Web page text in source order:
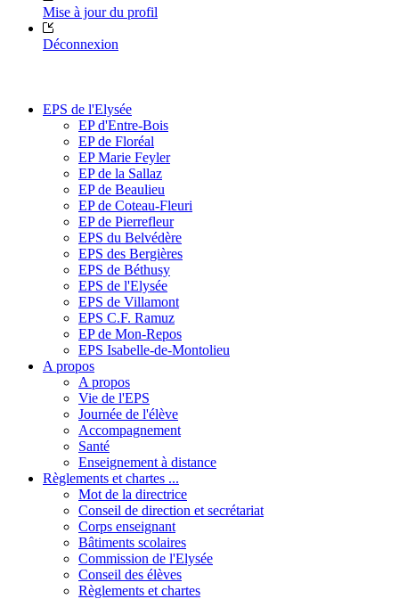
Mise à jour du profil
Déconnexion
EPS de l'Elysée
EP d'Entre-Bois
EP de Floréal
EP Marie Feyler
EP de la Sallaz
EP de Beaulieu
EP de Coteau-Fleuri
EP de Pierrefleur
EPS du Belvédère
EPS des Bergières
EPS de Béthusy
EPS de l'Elysée
EPS de Villamont
EPS C.F. Ramuz
EP de Mon-Repos
EPS Isabelle-de-Montolieu
A propos
A propos
Vie de l'EPS
Journée de l'élève
Accompagnement
Santé
Enseignement à distance
Règlements et chartes ...
Mot de la directrice
Conseil de direction et secrétariat
Corps enseignant
Bâtiments scolaires
Commission de l'Elysée
Conseil des élèves
Règlements et chartes